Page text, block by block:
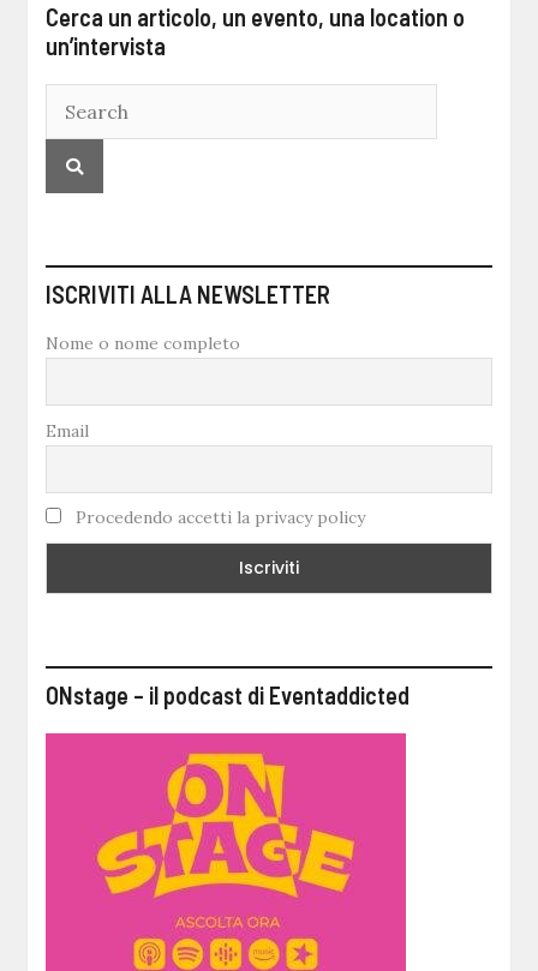
Cerca un articolo, un evento, una location o
un’intervista
ISCRIVITI ALLA NEWSLETTER
Nome o nome completo
Email
Procedendo accetti la privacy policy
ONstage – il podcast di Eventaddicted